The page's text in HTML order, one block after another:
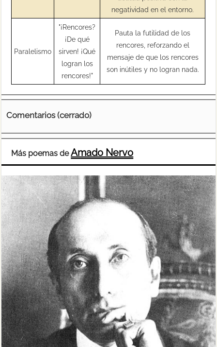
negatividad en el entorno.
Paralelismo
"¡Rencores?
¡De qué
sirven! ¡Qué
logran los
rencores!"
Pauta la futilidad de los
rencores, reforzando el
mensaje de que los rencores
son inútiles y no logran nada.
Comentarios (cerrado)
Más poemas deAmado Nervo